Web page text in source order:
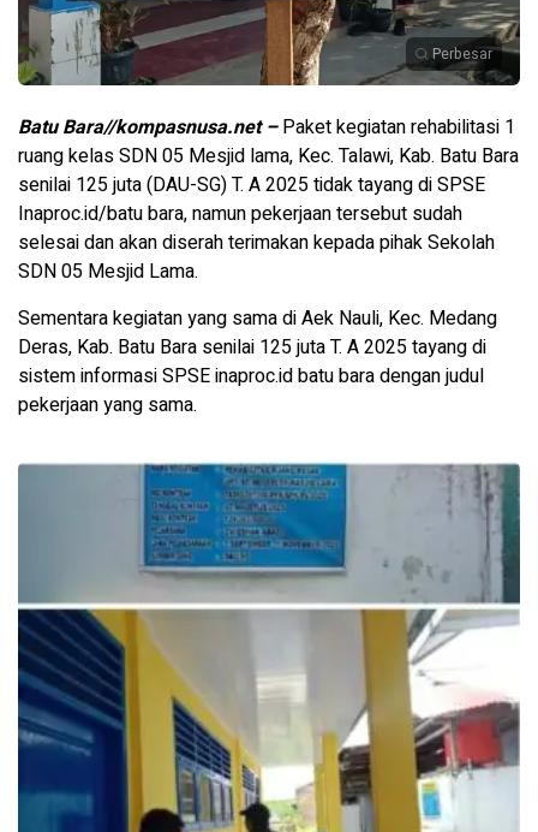
Perbesar
Batu Bara//kompasnusa.net –Paket kegiatan rehabilitasi 1
ruang kelas SDN 05 Mesjid lama, Kec. Talawi, Kab. Batu Bara
senilai 125 juta (DAU-SG) T. A 2025 tidak tayang di SPSE
Inaproc.id/batu bara, namun pekerjaan tersebut sudah
selesai dan akan diserah terimakan kepada pihak Sekolah
SDN 05 Mesjid Lama.
Sementara kegiatan yang sama di Aek Nauli, Kec. Medang
Deras, Kab. Batu Bara senilai 125 juta T. A 2025 tayang di
sistem informasi SPSE inaproc.id batu bara dengan judul
pekerjaan yang sama.